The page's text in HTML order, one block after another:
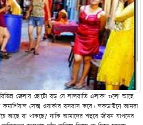
জেলায় ছোটো বড় যে লালবাতি এলাকা গুলো আছে
কমার্শিয়াল সেক্স ওয়ার্কার বসবাস করে। লকডাউনে আমরা
আছে বা থাকছে? নাকি আমাদের শহুরে জীবন যাপনের